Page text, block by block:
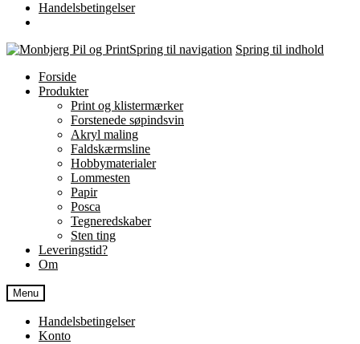
Handelsbetingelser
Spring til navigation Spring til indhold
Forside
Produkter
Print og klistermærker
Forstenede søpindsvin
Akryl maling
Faldskærmsline
Hobbymaterialer
Lommesten
Papir
Posca
Tegneredskaber
Sten ting
Leveringstid?
Om
Menu
Handelsbetingelser
Konto